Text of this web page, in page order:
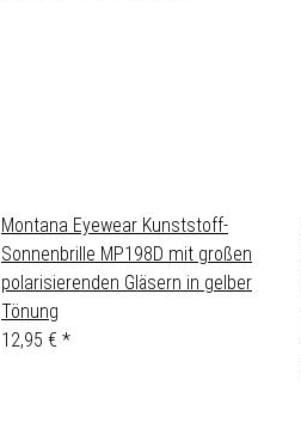
Montana Eyewear Kunststoff-
Sonnenbrille MP198D mit großen
polarisierenden Gläsern in gelber
Tönung
12,95 € *